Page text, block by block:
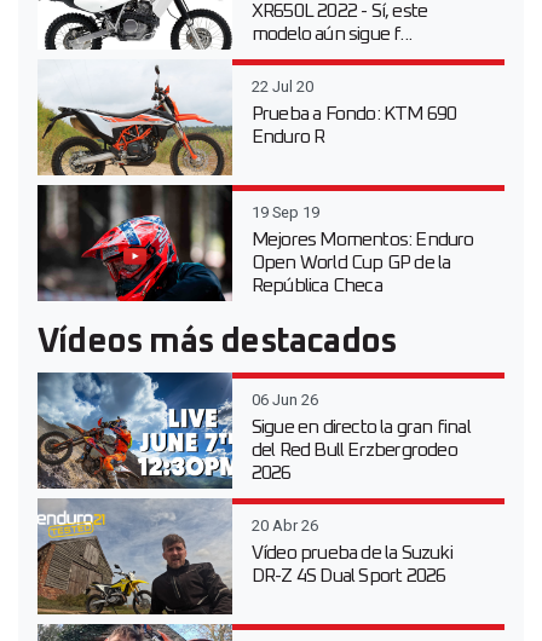
XR650L 2022 - Sí, este
modelo aún sigue f...
22 Jul 20
Prueba a Fondo: KTM 690
Enduro R
19 Sep 19
Mejores Momentos: Enduro
Open World Cup GP de la
República Checa
Vídeos más destacados
06 Jun 26
Sigue en directo la gran final
del Red Bull Erzbergrodeo
2026
20 Abr 26
Vídeo prueba de la Suzuki
DR-Z 4S Dual Sport 2026